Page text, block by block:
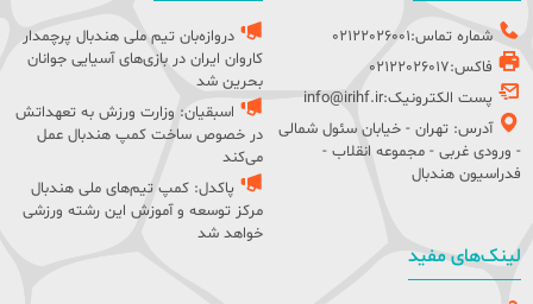
شماره تماس:02122026001
فاکس:02122026017
پست الکترونیک:info@irihf.ir
آدرس: تهران - خیابان سئول شمالی
- ورودی غربی - مجموعه انقلاب -
فدراسیون هندبال
دروازه‌بان تیم ملی هندبال پرچمدار
کاروان ایران در بازی‌های آسیایی جوانان
بحرین شد
اسبقیان: وزارت ورزش به تعهداتش
در خصوص ساخت کمپ هندبال عمل
می‌کند
پاکدل: کمپ تیم‌های ملی هندبال
مرکز توسعه و آموزش این رشته ورزشی
خواهد شد
لینک‌های مفید